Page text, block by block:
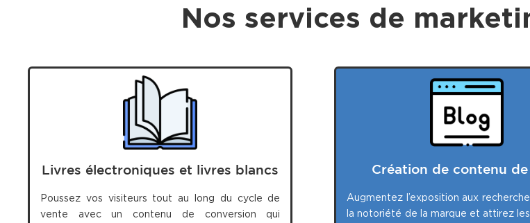
Nos services de
Livres électroniques et livres blancs
Poussez vos visiteurs tout au long du cycle de
vente avec un contenu de conversion qui
Création de contenu
Augmentez l’exposition aux
la notoriété de la marque et attirez